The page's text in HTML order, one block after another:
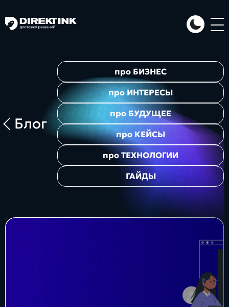
Направления
Web System
Проекты
Будущее
Блог
про БИЗНЕС
про ИНТЕРЕСЫ
про БУДУЩЕЕ
про КЕЙСЫ
проТЕХНОЛОГИИ
ГАЙДЫ